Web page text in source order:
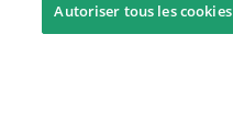
Autoriser tous les cookies